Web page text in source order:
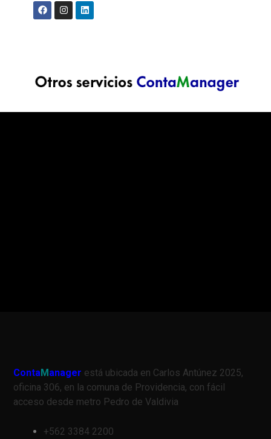
ContaManager está ubicada en Carlos Antúnez 2025,
oficina 306, en la comuna de Providencia, con fácil
acceso desde metro Pedro de Valdivia
+562 3384 2200